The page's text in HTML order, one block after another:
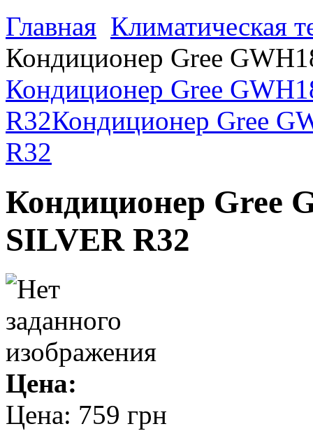
Главная Климатическая
Кондиционер Gree
Кондиционер Gree
R32Кондиционер Gree
R32
Кондиционер Gree
SILVER R32
Цена:
Цена: 759 грн